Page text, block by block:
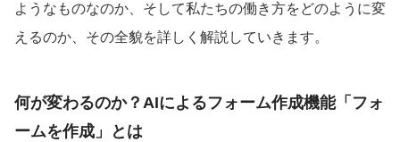
ようなものなのか、そして私たちの働き方をどのように変
えるのか、その全貌を詳しく解説していきます。
何が変わるのか？AIによるフォーム作成機能「フォ
ームを作成」とは